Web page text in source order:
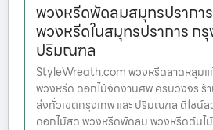
พวงหรีดพัดลมสมุทรปรากา
พวงหรีดในสมุทรปราการ กรุ
ปริมณฑล
StyleWreath.com พวงหรีดลาดหลุมแ
พวงหรีด ดอกไม้จัดงานศพ ครบวงจร ร้
ส่งทั่วเขตกรุงเทพ และ ปริมณฑล ดีไซน์
ดอกไม้สด พวงหรีดพัดลม พวงหรีดต้นไ